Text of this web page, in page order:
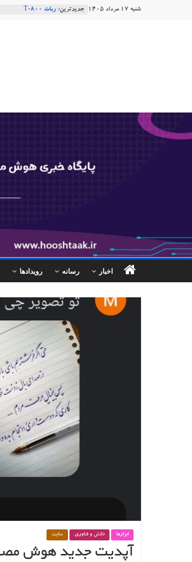
شنبه ۱۷ مرداد ۱۴۰۵ جدیدترین: ربات T‑800
خبری
مصنوعی
اخبار رسانه رویدادها
ابزارها دانش و فناوری سایت
آپدیت جدید هوش